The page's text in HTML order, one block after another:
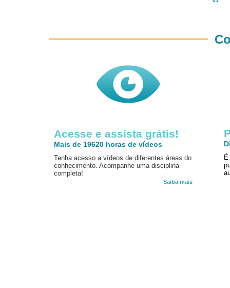
Acesse e assista grátis!
Mais de 19620 horas de vídeos
Tenha acesso a vídeos de diferentes áreas do
conhecimento. Acompanhe uma disciplina
completa!
Saiba mais